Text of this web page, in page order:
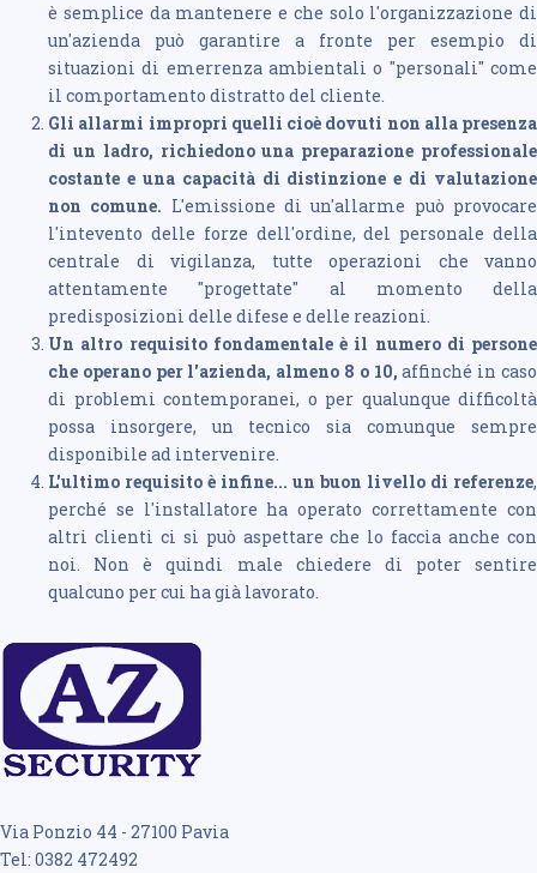
è semplice da mantenere e che solo l'organizzazione di
un'azienda può garantire a fronte per esempio di
situazioni di emerrenza ambientali o "personali" come
il comportamento distratto del cliente.
Gli allarmi impropri quelli cioè dovuti non alla presenza
di un ladro, richiedono una preparazione professionale
costante e una capacità di distinzione e di valutazione
non comune. L'emissione di un'allarme può provocare
l'intevento delle forze dell'ordine, del personale della
centrale di vigilanza, tutte operazioni che vanno
attentamente "progettate" al momento della
predisposizioni delle difese e delle reazioni.
Un altro requisito fondamentale è il numero di persone
che operano per l'azienda, almeno 8 o 10, affinché in caso
di problemi contemporanei, o per qualunque difficoltà
possa insorgere, un tecnico sia comunque sempre
disponibile ad intervenire.
L'ultimo requisito è infine... un buon livello di referenze,
perché se l'installatore ha operato correttamente con
altri clienti ci si può aspettare che lo faccia anche con
noi. Non è quindi male chiedere di poter sentire
qualcuno per cui ha già lavorato.
Via Ponzio 44 - 27100 Pavia
Tel: 0382 472492